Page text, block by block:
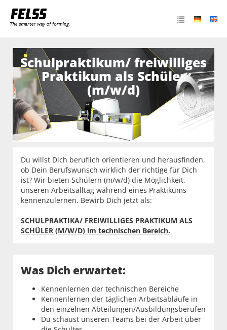
Schulpraktikum/ freiwilliges
Praktikum als Schüler
(m/w/d)
Du willst Dich beruflich orientieren und herausfinden,
ob Dein Berufswunsch wirklich der richtige für Dich
ist? Wir bieten Schülern (m/w/d) die Möglichkeit,
unseren Arbeitsalltag während eines Praktikums
kennenzulernen. Bewirb Dich jetzt als:
SCHULPRAKTIKA/ FREIWILLIGES PRAKTIKUM ALS
SCHÜLER (M/W/D) im technischen Bereich.
Was Dich erwartet:
Kennenlernen der technischen Bereiche
Kennenlernen der täglichen Arbeitsabläufe in
den einzelnen Abteilungen/Ausbildungsberufen
Du schaust unseren Teams bei der Arbeit über